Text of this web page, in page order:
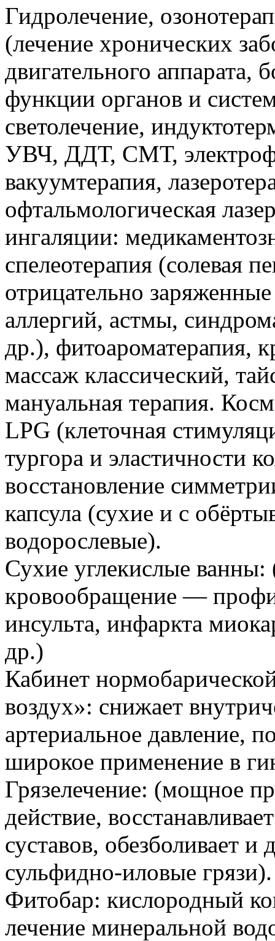
Гидролечение,
(лечение хронических
двигательного аппарата,
функции органов и
светолечение,
УВЧ, ДДТ, СМТ,
вакуумтерапия,
офтальмологическая
ингаляции:
спелеотерапия (солевая
отрицательно
аллергий, астмы,
др.), фитоароматерапия,
массаж классический,
мануальная терапия.
LPG (клеточная
тургора и эластичности
восстановление
капсула (сухие и с
водорослевые).
Сухие углекислые ванны:
кровообращение —
инсульта, инфаркта
др.)
Кабинет
воздух»: снижает
артериальное давление,
широкое применение в
Грязелечение: (мощное
действие,
суставов, обезболивает
сульфидно-иловые грязи).
Фитобар: кислородный
лечение минеральной